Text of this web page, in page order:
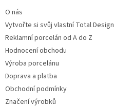
O nás
Vytvořte si svůj vlastní Total Design
Reklamní porcelán od A do Z
Hodnocení obchodu
Výroba porcelánu
Doprava a platba
Obchodní podmínky
Značení výrobků